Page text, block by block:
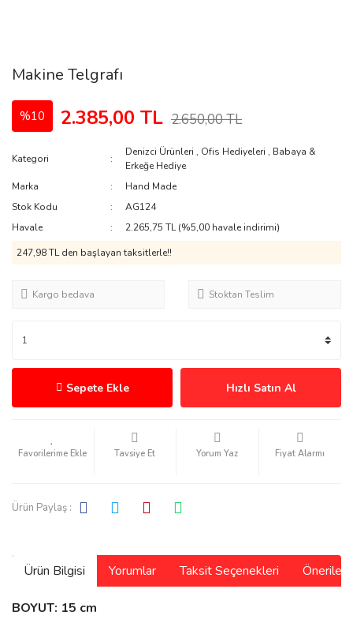
Makine Telgrafı
%10 2.385,00 TL 2.650,00 TL
Kategori
Denizci Ürünleri , Ofis Hediyeleri , Babaya &
Erkeğe Hediye
Marka
Hand Made
Stok Kodu
AG124
Havale
2.265,75 TL (%5,00 havale indirimi)
247,98 TL den başlayan taksitlerle!!
Kargo bedava Stoktan Teslim
Sepete Ekle Hızlı Satın Al
Tavsiye Et Yorum Yaz Fiyat Alarmı
Ürün Paylaş :
Ürün Bilgisi Yorumlar Taksit Seçenekleri
BOYUT: 15 cm